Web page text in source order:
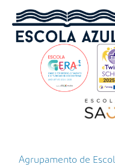
Agrupamento de